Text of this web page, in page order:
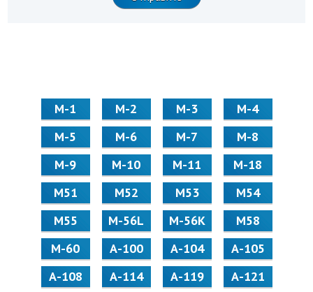
М-1 М-2 М-3
М-4
М-5
М-6 М-7
М-8
М-9
М-10 М-11
М-18
М51
М52 М53
М54
М55
M-56L M-56K
М58
M-60
А-100 А-104
А-105
А-108
А-114 А-119
А-121